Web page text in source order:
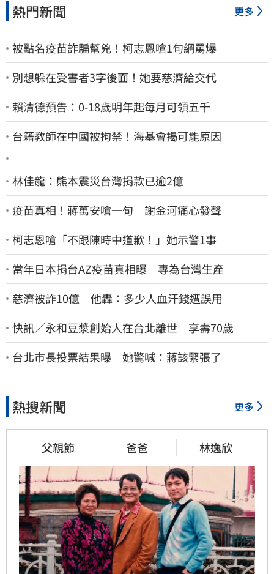
熱門新聞 更多
被點名疫苗詐騙幫兇！柯志恩嗆1句網罵爆
別想躲在受害者3字後面！她要慈濟給交代
賴清德預告：0-18歲明年起每月可領五千
台籍教師在中國被拘禁！海基會揭可能原因
林佳龍：熊本震災台灣捐款已逾2億
疫苗真相！蔣萬安嗆一句 謝金河痛心發聲
柯志恩嗆「不跟陳時中道歉！」她示警1事
當年日本捐台AZ疫苗真相曝 專為台灣生產
慈濟被詐10億 他轟：多少人血汗錢遭誤用
快訊／永和豆漿創始人在台北離世 享壽70歲
台北市長投票結果曝 她驚喊：蔣該緊張了
熱搜新聞 更多
父親節 爸爸 林逸欣